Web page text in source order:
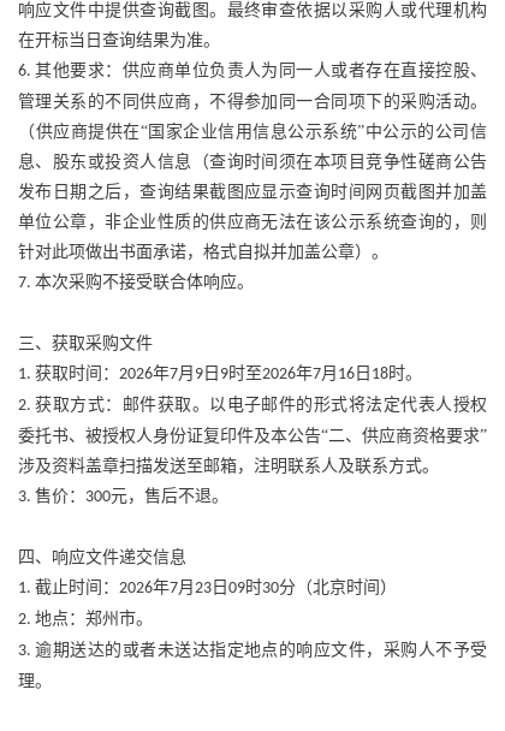
响应文件中提供查询截图。最终审查依据以采购人或代理机构
在开标当日查询结果为准。
6.其他要求：供应商单位负责人为同一人或者存在直接控股、
管理关系的不同供应商，不得参加同一合同项下的采购活动。
（供应商提供在“国家企业信用信息公示系统”中公示的公司信
息、股东或投资人信息（查询时间须在本项目竞争性磋商公告
发布日期之后，查询结果截图应显示查询时间网页截图并加盖
单位公章，非企业性质的供应商无法在该公示系统查询的，则
针对此项做出书面承诺，格式自拟并加盖公章）。
7. 本次采购不接受联合体响应。
三、获取采购文件
1. 获取时间： 2026年7月 9 日 9时至2026年7月 16 日 18时。
2.获取方式：邮件获取。以电子邮件的形式将法定代表人授权
委托书、被授权人身份证复印件及本公告“二、供应商资格要求”
涉及资料盖章扫描发送至 邮箱，注明联系人及联系方式。
3. 售价： 300元，售后不退。
四、响应文件递交信息
1. 截止时间： 2026年7月 23 日 09时30分（北京时间）
2. 地点：郑州市。
3.逾期送达的或者未送达指定地点的响应文件，采购人不予受
理。